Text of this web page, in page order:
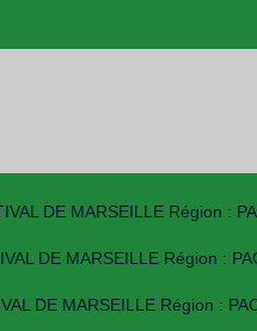
DE MARSEILLE Région :
DE MARSEILLE Région :
DE MARSEILLE Région :